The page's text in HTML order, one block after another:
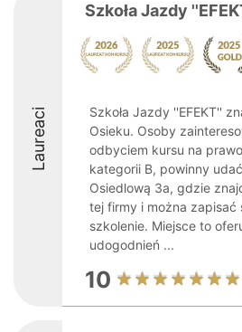
Laureaci
Szkoła Jazdy
Szkoła Jazdy ''EFEKT''
Osieku. Osoby
odbyciem kursu na
kategorii B, powinny
Osiedlową 3a, gdzie
tej firmy i można zapisać
szkolenie. Miejsce to
udogodnień ...
10